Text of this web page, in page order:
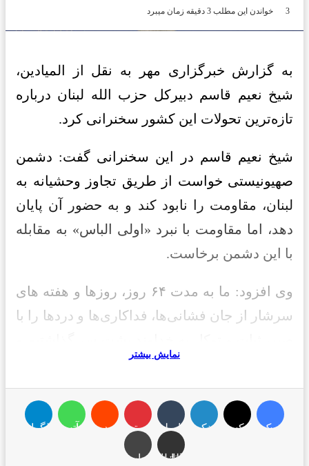
3
خواندن این مطلب 3 دقیقه زمان میبرد
به گزارش خبرگزاری مهر به نقل از المیادین،
شیخ نعیم قاسم دبیرکل حزب الله لبنان درباره
تازه‌ترین تحولات این کشور سخنرانی کرد.
شیخ نعیم قاسم در این سخنرانی گفت: دشمن
صهیونیستی خواست از طریق تجاوز وحشیانه به
لبنان، مقاومت را نابود کند و به حضور آن پایان
دهد، اما مقاومت با نبرد «اولی الباس» به مقابله
با این دشمن برخاست.
وی افزود: ما به مدت ۶۴ روز، روزها و هفته های
سرشار از جان فشانی‌ها، فداکاری‌ها و دردها را با
شهدا و مجروحان زیادی تقدیم کردیم. سه عامل
اساسی باعث شد تا ما در این نبرد پیروزی الهی
کسب کنیم. نخست، وجود رزمندگان شهادت
طلب مقاومت در میدان و استواری آنها. دوم،
خون شهدا و در صدر آنها جناب سید حسن
نمایش بیشتر
فیس بوک ایکس لینکدین تامبلر پین‌ترسترددیت واتس آپ تلگرام
اشتراک گذاری از طریق ایمیل چاپ